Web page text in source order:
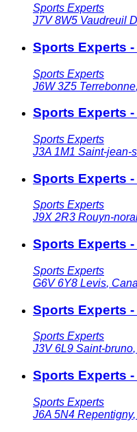
Sports Experts
J7V 8W5 Vaudreuil
Sports Experts -
Sports Experts
J6W 3Z5 Terrebonne,
Sports Experts -
Sports Experts
J3A 1M1 Saint-jean-
Sports Experts -
Sports Experts
J9X 2R3 Rouyn-
Sports Experts -
Sports Experts
G6V 6Y8 Levis,
Sports Experts -
Sports Experts
J3V 6L9 Saint-bruno,
Sports Experts -
Sports Experts
J6A 5N4 Repentigny,